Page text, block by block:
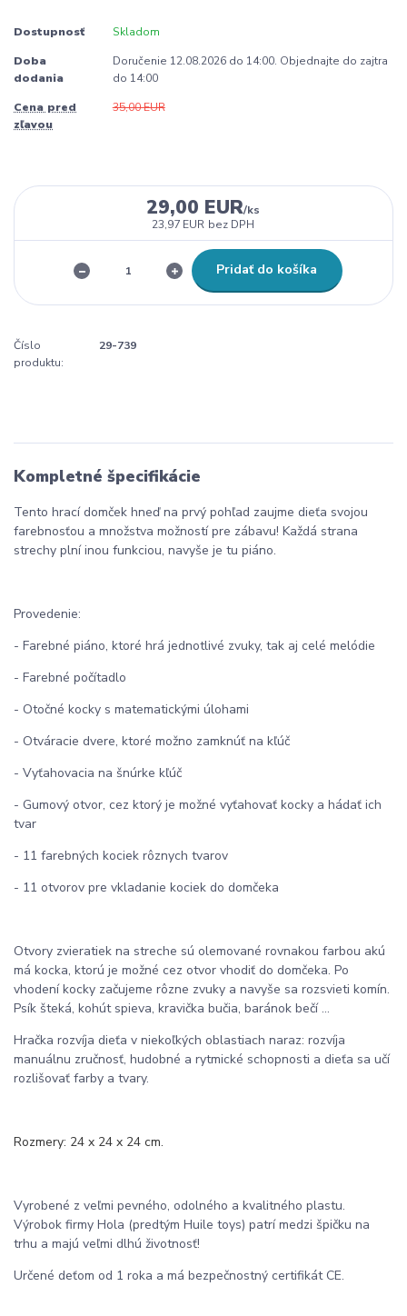
Dostupnosť Skladom
Doba
dodania
Doručenie 12.08.2026 do 14:00. Objednajte do zajtra
do 14:00
Cena pred
zľavou
35,00 EUR
29,00 EUR/ks
23,97 EUR bez DPH
Pridať do košíka
Číslo
produktu:
29-739
Kompletné špecifikácie
Tento hrací domček hneď na prvý pohľad zaujme dieťa svojou
farebnosťou a množstva možností pre zábavu! Každá strana
strechy plní inou funkciou, navyše je tu piáno.
Provedenie:
- Farebné piáno, ktoré hrá jednotlivé zvuky, tak aj celé melódie
- Farebné počítadlo
- Otočné kocky s matematickými úlohami
- Otváracie dvere, ktoré možno zamknúť na kľúč
- Vyťahovacia na šnúrke kľúč
- Gumový otvor, cez ktorý je možné vyťahovať kocky a hádať ich
tvar
- 11 farebných kociek rôznych tvarov
- 11 otvorov pre vkladanie kociek do domčeka
Otvory zvieratiek na streche sú olemované rovnakou farbou akú
má kocka, ktorú je možné cez otvor vhodiť do domčeka. Po
vhodení kocky začujeme rôzne zvuky a navyše sa rozsvieti komín.
Psík šteká, kohút spieva, kravička bučia, baránok bečí ...
Hračka rozvíja dieťa v niekoľkých oblastiach naraz: rozvíja
manuálnu zručnosť, hudobné a rytmické schopnosti a dieťa sa učí
rozlišovať farby a tvary.
Rozmery: 24 x 24 x 24 cm.
Vyrobené z veľmi pevného, odolného a kvalitného plastu.
Výrobok firmy Hola (predtým Huile toys) patrí medzi špičku na
trhu a majú veľmi dlhú životnosť!
Určené deťom od 1 roka a má bezpečnostný certifikát CE.